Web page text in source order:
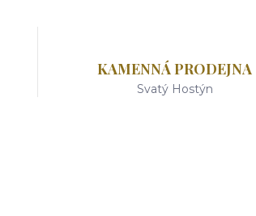
KAMENNÁ PRODEJNA
Svatý Hostýn